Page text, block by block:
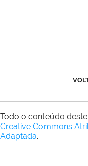
Todo o conteúdo
Creative Commons
Adaptada.